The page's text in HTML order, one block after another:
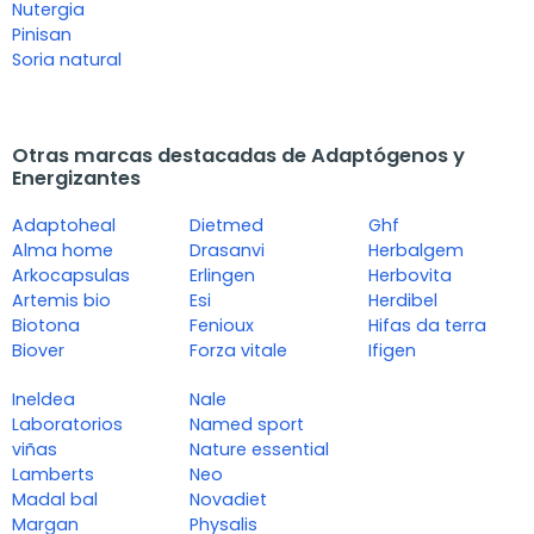
Nutergia
Pinisan
Soria natural
Otras marcas destacadas de Adaptógenos y
Energizantes
Adaptoheal
Alma home
Arkocapsulas
Artemis bio
Biotona
Biover
Dietmed
Drasanvi
Erlingen
Esi
Fenioux
Forza vitale
Ghf
Herbalgem
Herbovita
Herdibel
Hifas da terra
Ifigen
Ineldea
Laboratorios
viñas
Lamberts
Madal bal
Margan
Nale
Named sport
Nature essential
Neo
Novadiet
Physalis